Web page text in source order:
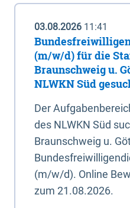
03.08.2026 11:41
(m/w/d) für die
Braunschweig u.
NLWKN Süd
Der
des NLWKN Süd
Braunschweig u.
(m/w/d). Online
zum 21.08.2026.